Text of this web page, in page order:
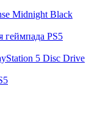
Midnight Black
геймпада PS5
5 Disc Drive